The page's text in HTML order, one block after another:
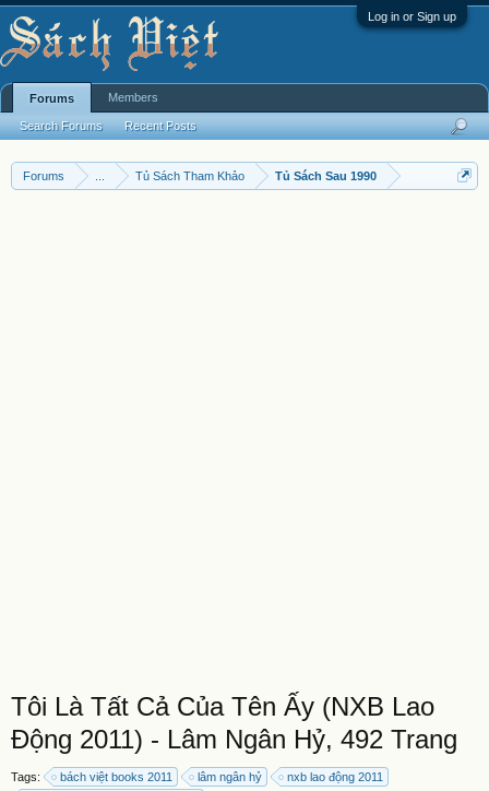
Log in or Sign up
Forums Tủ Sách Tham Khảo Tủ Sách Sau 1990
Tôi Là Tất Cả Của Tên Ấy (NXB Lao
Động 2011) - Lâm Ngân Hỷ, 492 Trang
Tags: bách việt books 2011 lâm ngân hỷ
nxb lao động 2011
Forums
Search Forums Recent Posts
Members